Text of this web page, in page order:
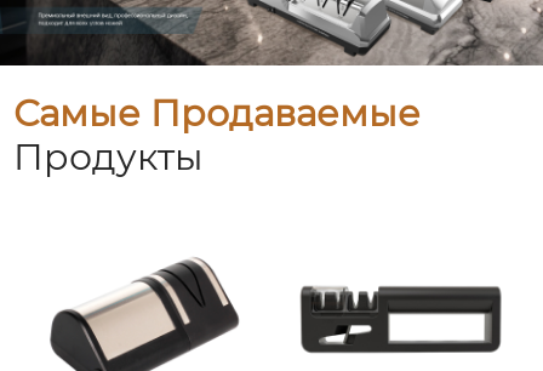
Самые Продаваемые
Продукты